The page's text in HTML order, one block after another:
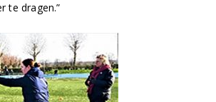
te dragen.”